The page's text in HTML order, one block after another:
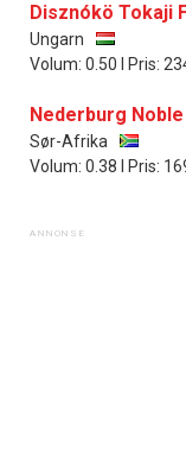
Disznókö Tokaji
Ungarn
Volum: 0.50 l Pris:
Nederburg
Sør-Afrika
Volum: 0.38 l Pris: